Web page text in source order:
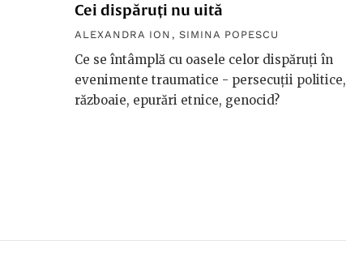
Cei dispăruți nu uită
ALEXANDRA ION , SIMINA POPESCU
Ce se întâmplă cu oasele celor dispăruți în
evenimente traumatice - persecuții politice,
războaie, epurări etnice, genocid?